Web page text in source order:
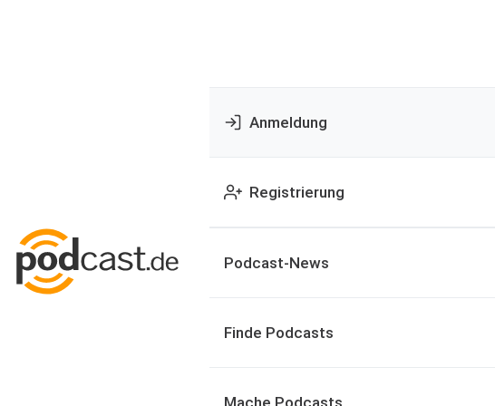
Anmeldung
Registrierung
Podcast-News
Finde Podcasts
Mache Podcasts